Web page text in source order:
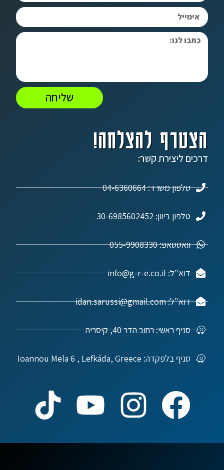
הצטרף להצלחה!
דרכים ליצירת קשר:
טלפון משרד: 04-6360664
טלפון ביוון: 30-6985602452
וואטסאפ: 055-9908330
דוא"ל: info@g-r-e.co.il
דוא"ל: idan.sarussi@gmail.com
סניף ראשי: רחוב הדר 40, קיסריה
סניף בלפקדה: Ioannou Mela 6 , Lefkáda, Greece
שליחה